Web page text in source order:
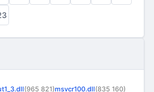
(965 821)msvcr100.dll(835 160)